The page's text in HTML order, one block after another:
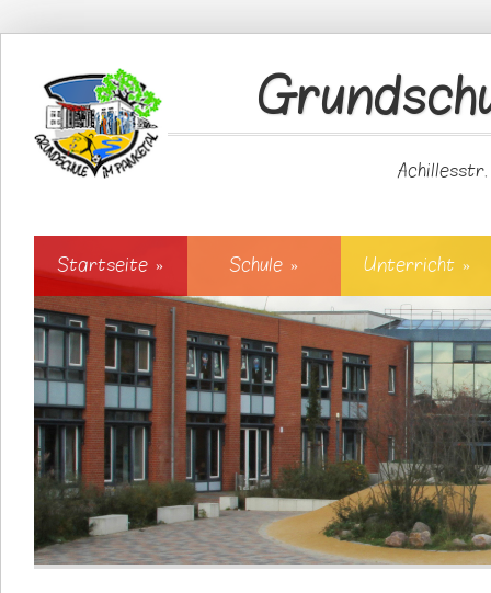
Startseite » Schule » Unterricht »